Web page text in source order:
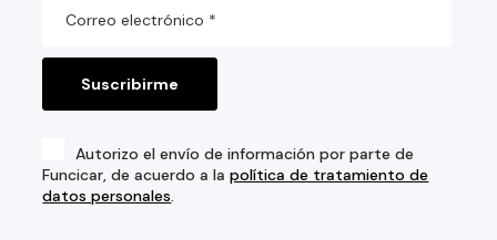
Autorizo el envío de información por parte de
Funcicar, de acuerdo a lapolítica de tratamiento de
datos personales.